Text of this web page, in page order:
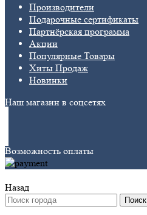
Производители
Подарочные сертификаты
Партнёрская программа
Акции
Популярные Товары
Хиты Продаж
Новинки
Наш магазин в соцсетях
Возможность оплаты
Назад
Поиск